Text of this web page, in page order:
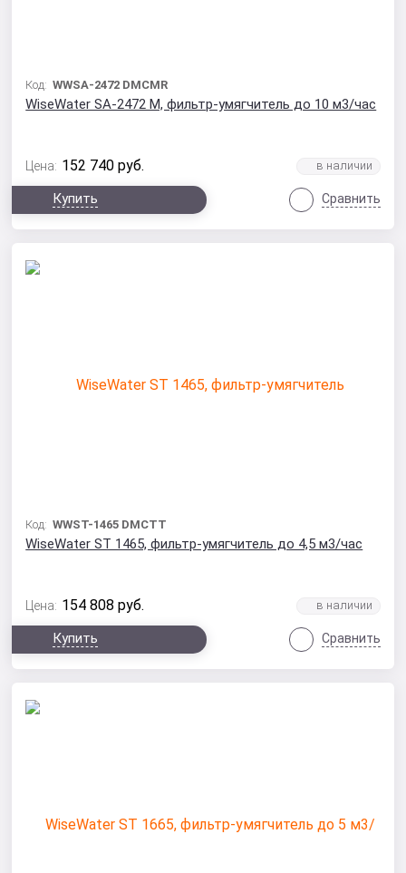
Код:WWSA-2472 DMCMR
WiseWater SA-2472 M, фильтр-умягчитель до 10 м3/час
Цена: 152 740 руб.
Купить Сравнить
Код:WWST-1465 DMCTT
WiseWater ST 1465, фильтр-умягчитель до 4,5 м3/час
Цена: 154 808 руб.
Купить Сравнить